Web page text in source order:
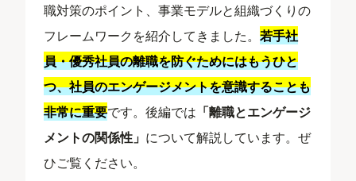
職対策のポイント、事業モデルと組織づくりの
フレームワークを紹介してきました。若手社
員・優秀社員の離職を防ぐためにはもうひと
つ、社員のエンゲージメントを意識することも
非常に重要です。後編では 「離職とエンゲージ
メントの関係性」 について解説しています。ぜ
ひご覧ください。